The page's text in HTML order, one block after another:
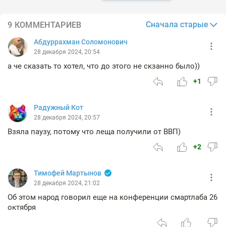
9 КОММЕНТАРИЕВ Сначала старые
Абдуррахман Соломонович
28 декабря 2024, 20:54
а че сказать то хотел, что до этого не скзанно было))
+1
Радужный Кот
28 декабря 2024, 20:57
Взяла паузу, потому что леща получили от ВВП)
+2
Тимофей Мартынов
28 декабря 2024, 21:02
Об этом народ говорил еще на конференции смартлаба 26
октября